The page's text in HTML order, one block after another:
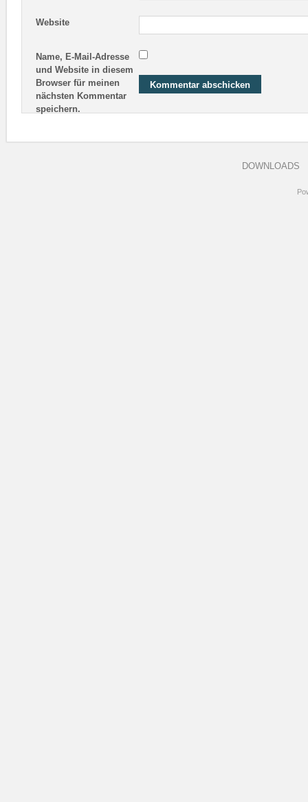
Website
Name, E-Mail-Adresse
und Website in diesem
Browser für meinen
nächsten Kommentar
speichern.
DOWNLOADS